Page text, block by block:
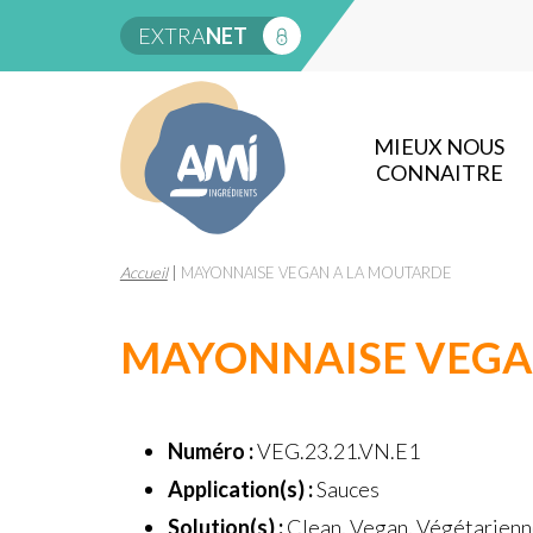
EXTRANET
MIEUX NOUS
CONNAITRE
Accueil| MAYONNAISE VEGAN A LA MOUTARDE
MAYONNAISE
Numéro :VEG.23.21.VN.E1
Application(s) :Sauces
Solution(s) :Clean, Vegan,